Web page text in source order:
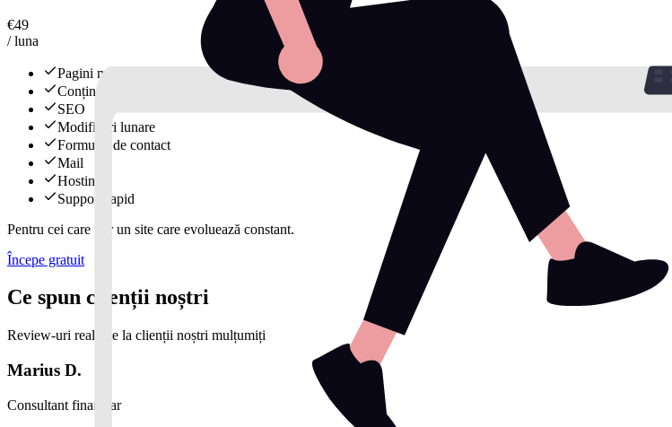
€49
/ luna
Pagini multiple
Conținut
SEO
Modificări lunare
Formular de contact
Mail
Hosting
Support rapid
Pentru cei care vor un site care evoluează constant.
Începe gratuit
Ce spun clienții noștri
Review-uri reale de la clienții noștri mulțumiți
Marius D.
Consultant financiar